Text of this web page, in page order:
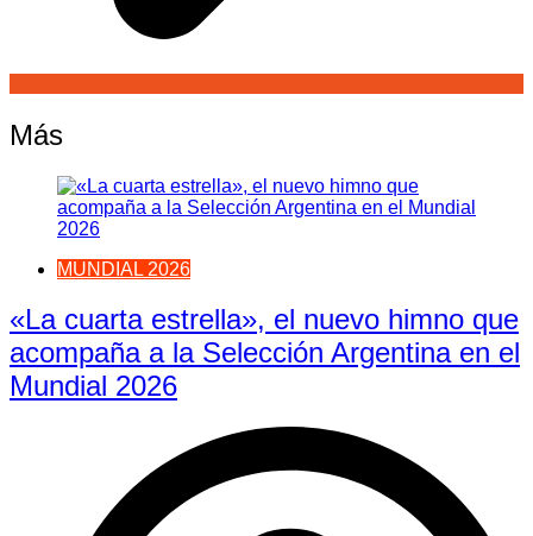
Más
MUNDIAL 2026
«La cuarta estrella», el nuevo himno que
acompaña a la Selección Argentina en el
Mundial 2026